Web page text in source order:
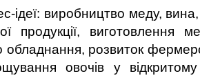
ідеї: виробництво меду,
продукції, виготовлення
обладнання, розвиток
овочів у відкритому